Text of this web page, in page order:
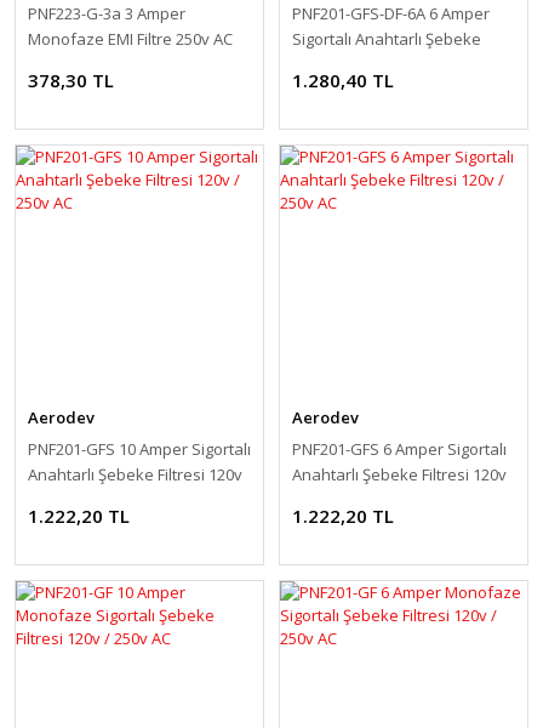
PNF223-G-3a 3 Amper
Monofaze EMI Filtre 250v AC
378,30 TL
PNF201-GFS-DF-6A 6 Amper
Sigortalı Anahtarlı Şebeke
1.280,40 TL
Aerodev
PNF201-GFS 10 Amper Sigortalı
Anahtarlı Şebeke Filtresi 120v
1.222,20 TL
Aerodev
PNF201-GFS 6 Amper Sigortalı
Anahtarlı Şebeke Filtresi 120v
1.222,20 TL